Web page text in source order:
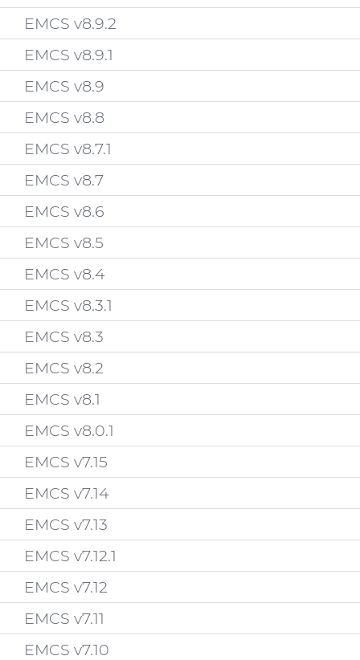
EMCS v8.9.2
EMCS v8.9.1
EMCS v8.9
EMCS v8.8
EMCS v8.7.1
EMCS v8.7
EMCS v8.6
EMCS v8.5
EMCS v8.4
EMCS v8.3.1
EMCS v8.3
EMCS v8.2
EMCS v8.1
EMCS v8.0.1
EMCS v7.15
EMCS v7.14
EMCS v7.13
EMCS v7.12.1
EMCS v7.12
EMCS v7.11
EMCS v7.10